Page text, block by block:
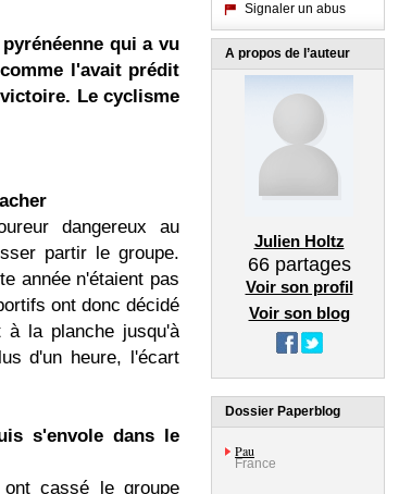
qui a vu
l'avait prédit
Le cyclisme
dangereux au
partir le groupe.
année n'étaient pas
ont donc décidé
la planche jusqu'à
d'un heure, l'écart
s'envole dans le
ont cassé le groupe
Signaler un abus
A propos de l’auteur
Julien Holtz
66partages
Voir son profil
Voir son blog
Dossier Paperblog
Pau
France